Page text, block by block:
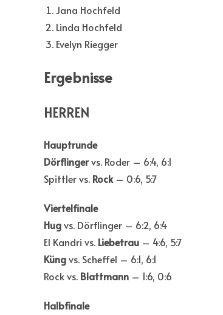
Jana Hochfeld
Linda Hochfeld
Evelyn Riegger
Ergebnisse
HERREN
Hauptrunde
Dörflingervs. Roder – 6:4, 6:1
Spittler vs. Rock– 0:6, 5:7
Viertelfinale
Hugvs. Dörflinger – 6:2, 6:4
El Kandri vs. Liebetrau – 4:6, 5:7
Küngvs. Scheffel – 6:1, 6:1
Rock vs. Blattmann – 1:6, 0:6
Halbfinale